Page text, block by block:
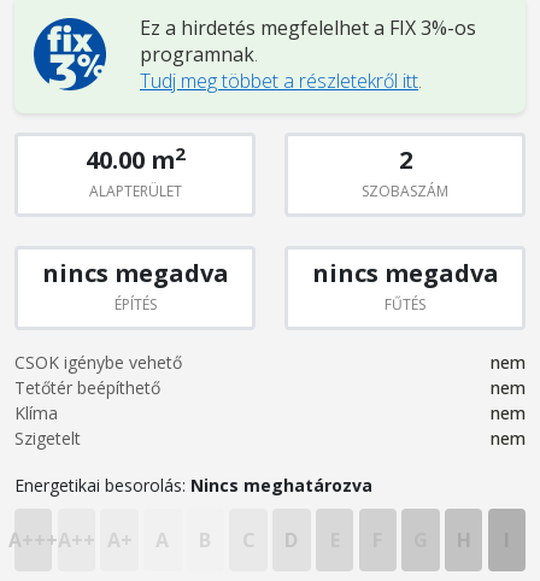
Ez a hirdetés megfelelhet a FIX 3%-os
programnak.
Tudj meg többet a részletekről itt.
40.00 m2
ALAPTERÜLET
2
SZOBASZÁM
nincs megadva
ÉPÍTÉS
nincs megadva
FŰTÉS
CSOK igénybe vehető
nem
Tetőtér beépíthető
nem
Klíma
nem
Szigetelt
nem
Energetikai besorolás: Nincs meghatározva
A+++A++ A+ A B C D